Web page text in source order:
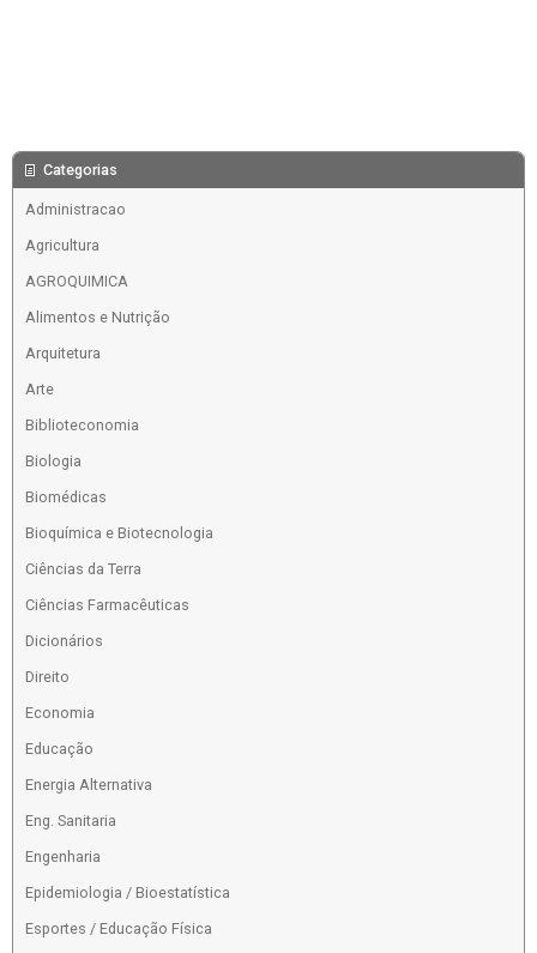
Categorias
Administracao
Agricultura
AGROQUIMICA
Alimentos e Nutrição
Arquitetura
Arte
Biblioteconomia
Biologia
Biomédicas
Bioquímica e Biotecnologia
Ciências da Terra
Ciências Farmacêuticas
Dicionários
Direito
Economia
Educação
Energia Alternativa
Eng. Sanitaria
Engenharia
Epidemiologia / Bioestatística
Esportes / Educação Física